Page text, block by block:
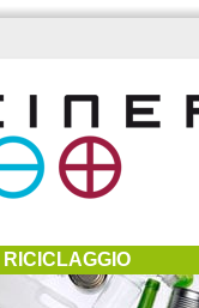
RICICLAGGIO